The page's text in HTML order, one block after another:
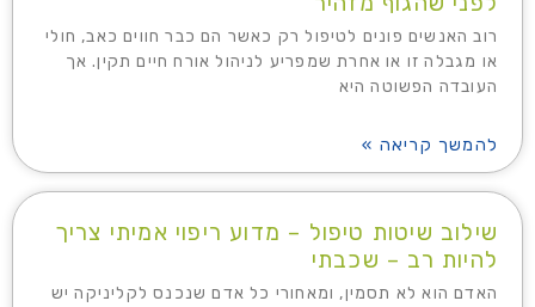
רוב האנשים פונים לטיפול רק כאשר הם כבר חווים כאב, חולי
או מגבלה זו או אחרת שמפריע לניהול אורח חיים תקין. אך
העובדה הפשוטה היא
להמשך קריאה »
שילוב שיטות טיפול – מדוע ריפוי אמיתי צריך
להיות רב – שכבתי
האדם הוא לא תסמין, ומאחורי כל אדם שנכנס לקליניקה יש